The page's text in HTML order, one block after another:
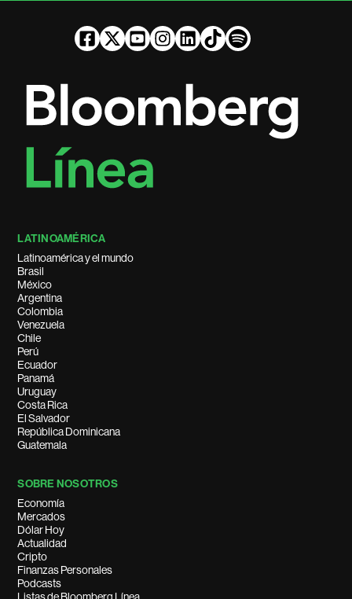
LATINOAMÉRICA
Latinoamérica y el mundo
Brasil
México
Argentina
Colombia
Venezuela
Chile
Perú
Ecuador
Panamá
Uruguay
Costa Rica
El Salvador
República Dominicana
Guatemala
SOBRE NOSOTROS
Economía
Mercados
Dólar Hoy
Actualidad
Cripto
Finanzas Personales
Podcasts